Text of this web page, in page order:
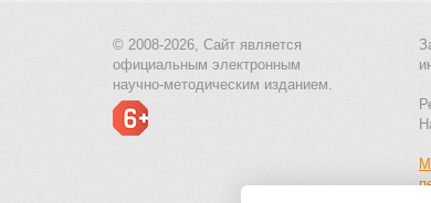
© 2008-2026, Сайт является
официальным электронным
научно-методическим изданием.